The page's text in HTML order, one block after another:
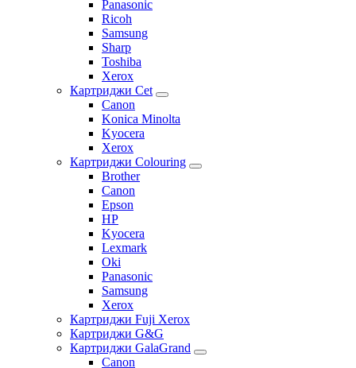
Panasonic
Ricoh
Samsung
Sharp
Toshiba
Xerox
Картриджи Cet
Canon
Konica Minolta
Kyocera
Xerox
Картриджи Colouring
Brother
Canon
Epson
HP
Kyocera
Lexmark
Oki
Panasonic
Samsung
Xerox
Картриджи Fuji Xerox
Картриджи G&G
Картриджи GalaGrand
Canon